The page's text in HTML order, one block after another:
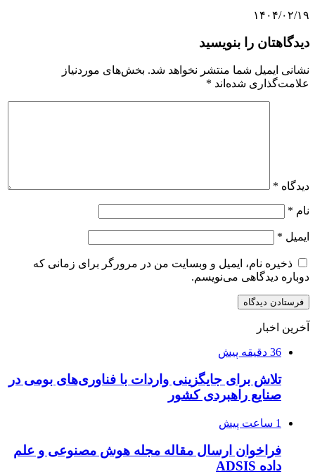
۱۴۰۴/۰۲/۱۹
دیدگاهتان را بنویسید
نشانی ایمیل شما منتشر نخواهد شد. بخش‌های موردنیاز
علامت‌گذاری شده‌اند *
دیدگاه *
نام *
ایمیل *
ذخیره نام، ایمیل و وبسایت من در مرورگر برای زمانی که
دوباره دیدگاهی می‌نویسم.
آخرین اخبار
36 دقیقه پیش
تلاش برای جایگزینی واردات با فناوری‌های بومی در
صنایع راهبردی کشور
1 ساعت پیش
فراخوان ارسال مقاله مجله هوش مصنوعی و علم
داده ADSIS